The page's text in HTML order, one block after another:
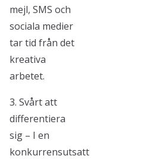
mejl, SMS och
sociala medier
tar tid från det
kreativa
arbetet.
3. Svårt att
differentiera
sig – I en
konkurrensutsatt